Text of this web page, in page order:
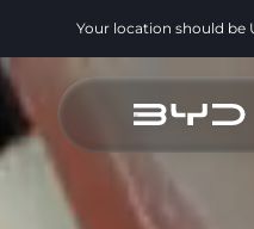
Your location should be